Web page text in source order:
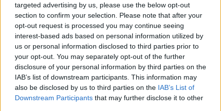
targeted advertising by us, please use the below opt-out
section to confirm your selection. Please note that after your
opt-out request is processed you may continue seeing
interest-based ads based on personal information utilized by
us or personal information disclosed to third parties prior to
your opt-out. You may separately opt-out of the further
disclosure of your personal information by third parties on the
IAB’s list of downstream participants. This information may
also be disclosed by us to third parties on the IAB’s List of
Downstream Participants that may further disclose it to other
reviews alleen een beeld van de ervaring van de schrijvers en niet
die van de eigenaar van deze website. Denk er aan dat de
ervaringen kunnen verschillen van persoon tot persoon en dat u
voor medisch advies altijd contact op moet nemen met uw arts of
apotheker.